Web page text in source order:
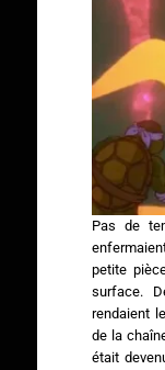
Pas de
petite
surface.
rendaient
de la
était